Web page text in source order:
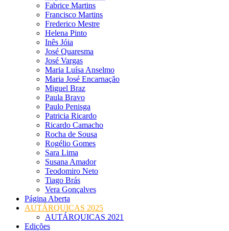
Fabrice Martins
Francisco Martins
Frederico Mestre
Helena Pinto
Inês Jóia
José Quaresma
José Vargas
Maria Luísa Anselmo
Maria José Encarnação
Miguel Braz
Paula Bravo
Paulo Penisga
Patricia Ricardo
Ricardo Camacho
Rocha de Sousa
Rogélio Gomes
Sara Lima
Susana Amador
Teodomiro Neto
Tiago Brás
Vera Gonçalves
Página Aberta
AUTÁRQUICAS 2025
AUTÁRQUICAS 2021
Edições